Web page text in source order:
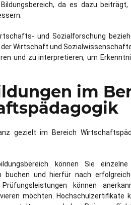
da es dazu
und Sozialforschung
der Wirtschaft und
und zu interpretieren, um
im
gezielt im Bereich
können Sie
buchen und hierfür nach
Prüfungsleistungen können
möchten. Hochschulzertifikate